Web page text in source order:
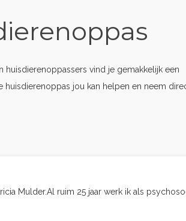
huisdierenoppassers vind je gemakkelijk een
huisdierenoppas jou kan helpen en neem
Mulder.Al ruim 25 jaar werk ik als